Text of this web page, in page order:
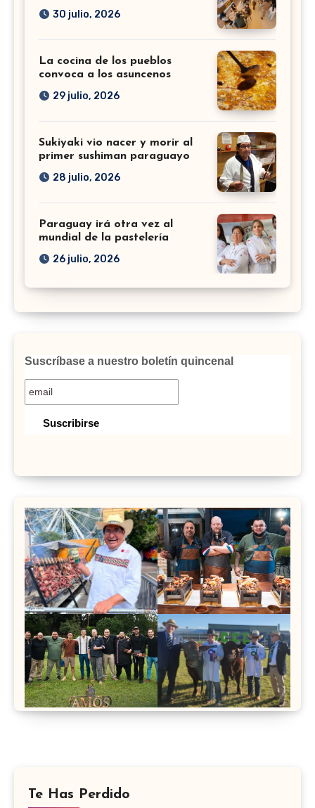
30 julio, 2026
La cocina de los pueblos
convoca a los asuncenos
29 julio, 2026
Sukiyaki vio nacer y morir al
primer sushiman paraguayo
28 julio, 2026
Paraguay irá otra vez al
mundial de la pastelería
26 julio, 2026
Suscríbase a nuestro boletín quincenal
Te Has Perdido